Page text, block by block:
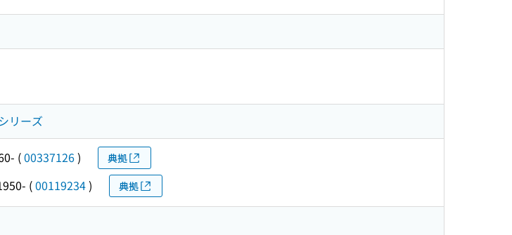
リーズ
(00337126) 典拠
(00119234) 典拠